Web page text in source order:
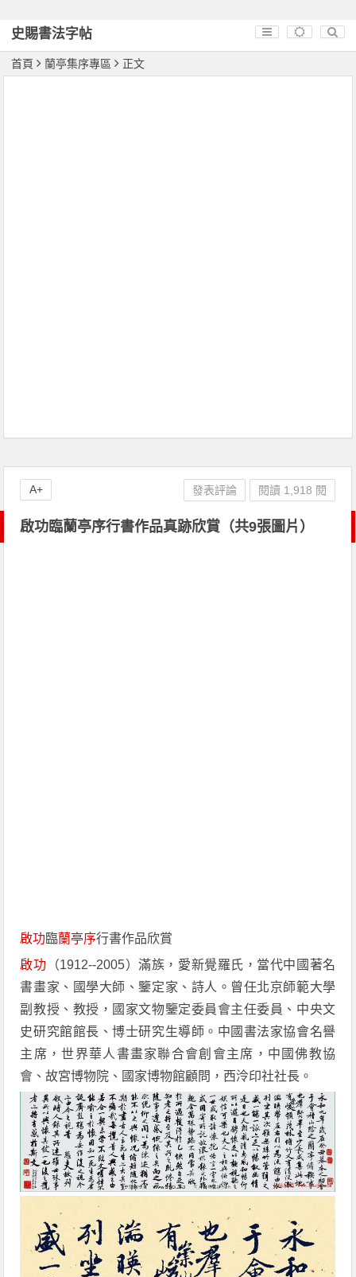
史賜書法字帖
首頁 蘭亭集序專區 正文
啟功臨蘭亭序行書作品真跡欣賞（共9張圖片）
啟功臨蘭亭序行書作品欣賞
啟功 （1912--2005）滿族，愛新覺羅氏，當代中國著名
書畫家、國學大師、鑒定家、詩人。曾任北京師範大學
副教授、教授，國家文物鑒定委員會主任委員、中央文
史研究館館長、博士研究生導師。中國書法家協會名譽
主席，世界華人書畫家聯合會創會主席，中國佛教協
會、故宮博物院、國家博物館顧問，西泠印社社長。
發表評論 閱讀 1,918 閱
A+